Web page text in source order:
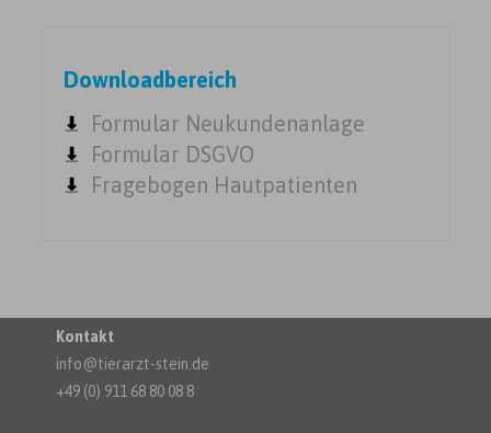
Downloadbereich
Formular Neukundenanlage
Formular DSGVO
Fragebogen Hautpatienten
Kontakt
info@tierarzt-stein.de
+49 (0) 911 68 80 08 8